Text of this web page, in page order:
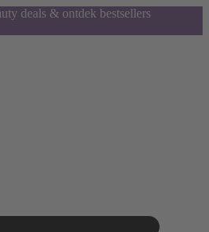
deals & ontdek bestsellers